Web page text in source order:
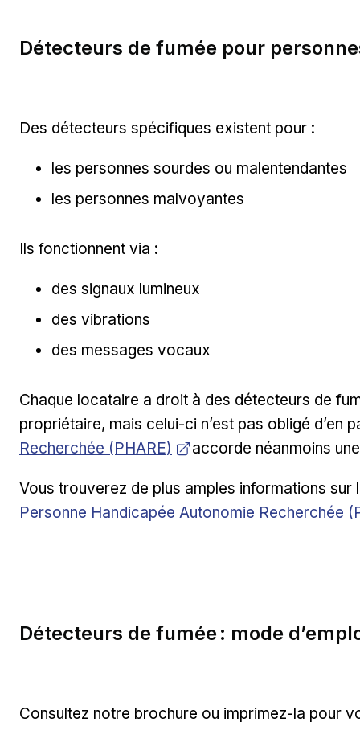
Détecteurs de fumée pour
Des détecteurs spécifiques existent pour :
les personnes sourdes ou malentendantes
les personnes malvoyantes
Ils fonctionnent via :
des signaux lumineux
des vibrations
des messages vocaux
Chaque locataire a droit à des détecteurs de
propriétaire, mais celui-ci n’est pas obligé d’en
Recherchée (PHARE)
accorde néanmoins
Vous trouverez de plus amples informations
Personne Handicapée Autonomie Recherchée
Détecteurs de fumée : mode
Consultez notre brochure ou imprimez-la pour